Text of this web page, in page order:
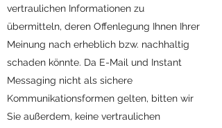
vertraulichen Informationen zu
übermitteln, deren Offenlegung Ihnen Ihrer
Meinung nach erheblich bzw. nachhaltig
schaden könnte. Da E-Mail und Instant
Messaging nicht als sichere
Kommunikationsformen gelten, bitten wir
Sie außerdem, keine vertraulichen